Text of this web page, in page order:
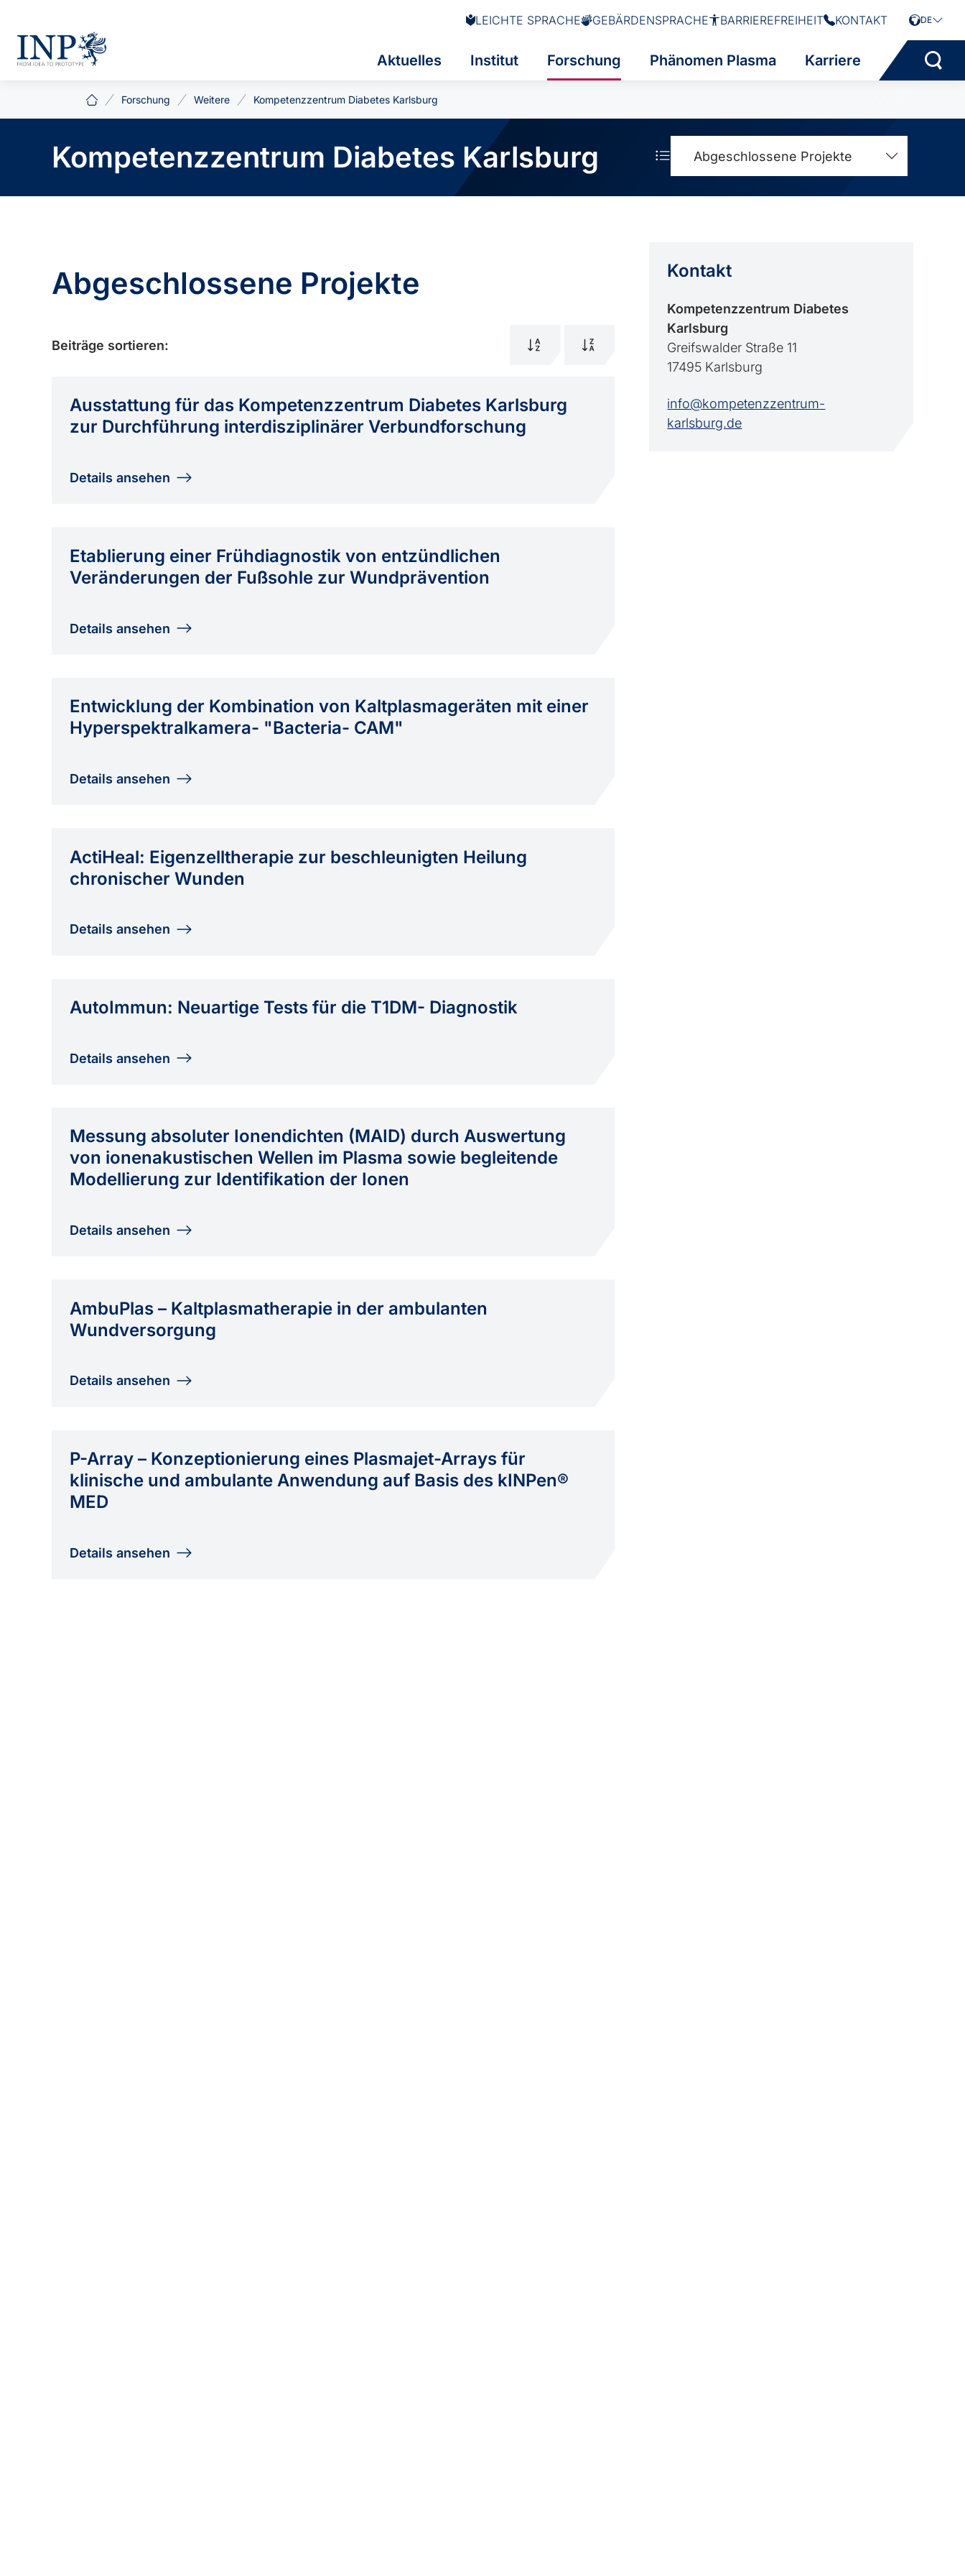
LEICHTE SPRACHE GEBÄRDENSPRACHE BARRIEREFREIHEIT KONTAKT DE
Aktuelles Institut Forschung Phänomen Plasma Karriere
Forschung Weitere Kompetenzzentrum Diabetes Karlsburg
Kompetenzzentrum Diabetes Karlsburg Abgeschlossene Projekte
Abgeschlossene Projekte
Beiträge sortieren:
Ausstattung für das Kompetenzzentrum Diabetes Karlsburg
zur Durchführung interdisziplinärer Verbundforschung
Details ansehen
Etablierung einer Frühdiagnostik von entzündlichen
Veränderungen der Fußsohle zur Wundprävention
Details ansehen
Entwicklung der Kombination von Kaltplasmageräten mit einer
Hyperspektralkamera- "Bacteria- CAM"
Details ansehen
ActiHeal: Eigenzelltherapie zur beschleunigten Heilung
chronischer Wunden
Details ansehen
AutoImmun: Neuartige Tests für die T1DM- Diagnostik
Details ansehen
Messung absoluter Ionendichten (MAID) durch Auswertung
von ionenakustischen Wellen im Plasma sowie begleitende
Modellierung zur Identifikation der Ionen
Details ansehen
AmbuPlas – Kaltplasmatherapie in der ambulanten
Wundversorgung
Details ansehen
P-Array – Konzeptionierung eines Plasmajet-Arrays für
klinische und ambulante Anwendung auf Basis des kINPen®
MED
Details ansehen
Kontakt
Kompetenzzentrum Diabetes
Karlsburg
Greifswalder Straße 11
17495 Karlsburg
info@kompetenzzentrum-
karlsburg.de